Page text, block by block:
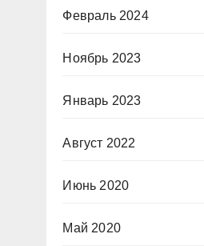
Февраль 2024
Ноябрь 2023
Январь 2023
Август 2022
Июнь 2020
Май 2020